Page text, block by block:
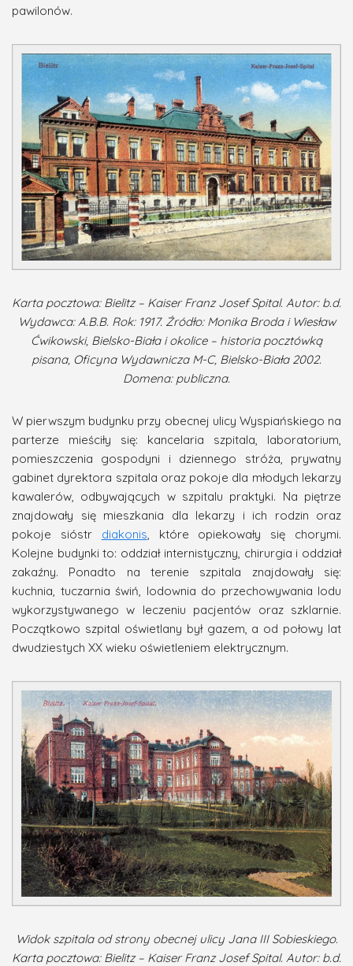
pawilonów.
Karta pocztowa: Bielitz – Kaiser Franz Josef Spital. Autor: b.d.
Wydawca: A.B.B. Rok: 1917. Źródło: Monika Broda i Wiesław
Ćwikowski, Bielsko-Biała i okolice – historia pocztówką
pisana, Oficyna Wydawnicza M-C, Bielsko-Biała 2002.
Domena: publiczna.
W pierwszym budynku przy obecnej ulicy Wyspiańskiego na
parterze mieściły się: kancelaria szpitala, laboratorium,
pomieszczenia gospodyni i dziennego stróża, prywatny
gabinet dyrektora szpitala oraz pokoje dla młodych lekarzy
kawalerów, odbywających w szpitalu praktyki. Na piętrze
znajdowały się mieszkania dla lekarzy i ich rodzin oraz
pokoje sióstr diakonis , które opiekowały się chorymi.
Kolejne budynki to: oddział internistyczny, chirurgia i oddział
zakaźny. Ponadto na terenie szpitala znajdowały się:
kuchnia, tuczarnia świń, lodownia do przechowywania lodu
wykorzystywanego w leczeniu pacjentów oraz szklarnie.
Początkowo szpital oświetlany był gazem, a od połowy lat
dwudziestych XX wieku oświetleniem elektrycznym.
Widok szpitala od strony obecnej ulicy Jana III Sobieskiego.
Karta pocztowa: Bielitz – Kaiser Franz Josef Spital. Autor: b.d.